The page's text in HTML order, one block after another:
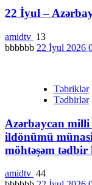
22 İyul –
amidtv 13
bbbbbb 22 İyul 2026
Təbriklər
Tədbirlər
Azərbaycan milli
ildönümü
möhtəşəm
amidtv 44